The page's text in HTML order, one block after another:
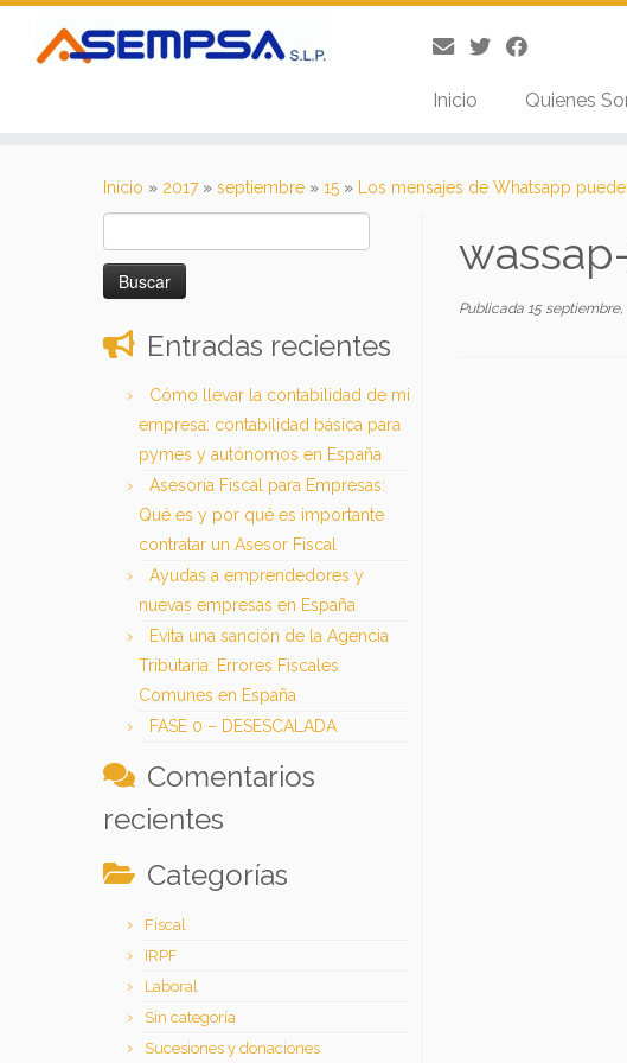
Inicio Quienes
Inicio » 2017 » septiembre » 15 » Los mensajes de Whatsapp
Entradas recientes
Cómo llevar la contabilidad de mi
empresa: contabilidad básica para
pymes y autónomos en España
Asesoría Fiscal para Empresas:
Qué es y por qué es importante
contratar un Asesor Fiscal
Ayudas a emprendedores y
nuevas empresas en España
Evita una sanción de la Agencia
Tributaria: Errores Fiscales
Comunes en España
FASE 0 – DESESCALADA
Comentarios
recientes
Categorías
Fiscal
IRPF
Laboral
Sin categoría
Sucesiones y donaciones
Publicada 15 septiembre,